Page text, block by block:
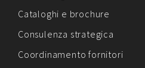
Cataloghi e brochure
Consulenza strategica
Coordinamento fornitori